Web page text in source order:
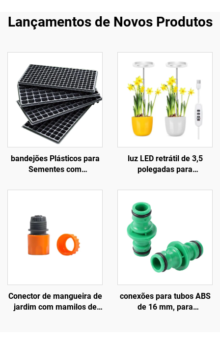
Lançamentos de Novos Produtos
bandejões Plásticos para
Sementes com
Células, para Germinação
luz LED retrátil de 3,5
polegadas para
com espectro total,
regulável e temporização
ajustável, corpo em
alumínio com
classificação IP42 para
floração
Conector de mangueira de
jardim com mamilos de
conexões para tubos ABS
de 16 mm, para